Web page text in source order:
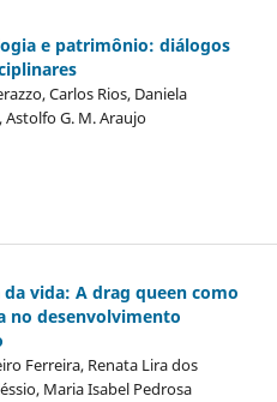
e patrimônio: diálogos
Carlos Rios, Daniela
Astolfo G. M. Araujo
da vida: A drag queen como
no desenvolvimento
Ferreira, Renata Lira dos
Maria Isabel Pedrosa